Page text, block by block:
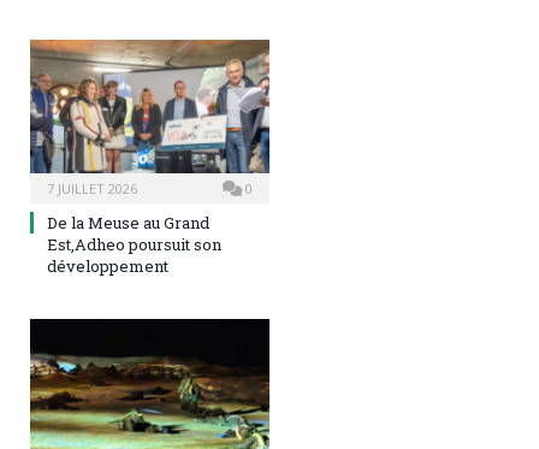
7 JUILLET 2026 0
De la Meuse au Grand
Est,Adheo poursuit son
développement